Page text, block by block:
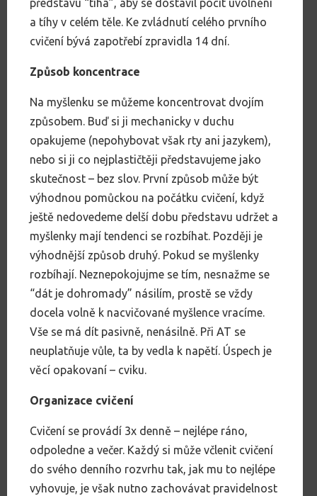
představu “tíha”, aby se dostavil pocit uvolnění
a tíhy v celém těle. Ke zvládnutí celého prvního
cvičení bývá zapotřebí zpravidla 14 dní.
Způsob koncentrace
Na myšlenku se můžeme koncentrovat dvojím
způsobem. Buď si ji mechanicky v duchu
opakujeme (nepohybovat však rty ani jazykem),
nebo si ji co nejplastičtěji představujeme jako
skutečnost – bez slov. První způsob může být
výhodnou pomůckou na počátku cvičení, když
ještě nedovedeme delší dobu představu udržet a
myšlenky mají tendenci se rozbíhat. Později je
výhodnější způsob druhý. Pokud se myšlenky
rozbíhají. Neznepokojujme se tím, nesnažme se
“dát je dohromady” násilím, prostě se vždy
docela volně k nacvičované myšlence vracíme.
Vše se má dít pasivně, nenásilně. Při AT se
neuplatňuje vůle, ta by vedla k napětí. Úspech je
věcí opakovaní – cviku.
Organizace cvičení
Cvičení se provádí 3x denně – nejlépe ráno,
odpoledne a večer. Každý si může včlenit cvičení
do svého denního rozvrhu tak, jak mu to nejlépe
vyhovuje, je však nutno zachovávat pravidelnost